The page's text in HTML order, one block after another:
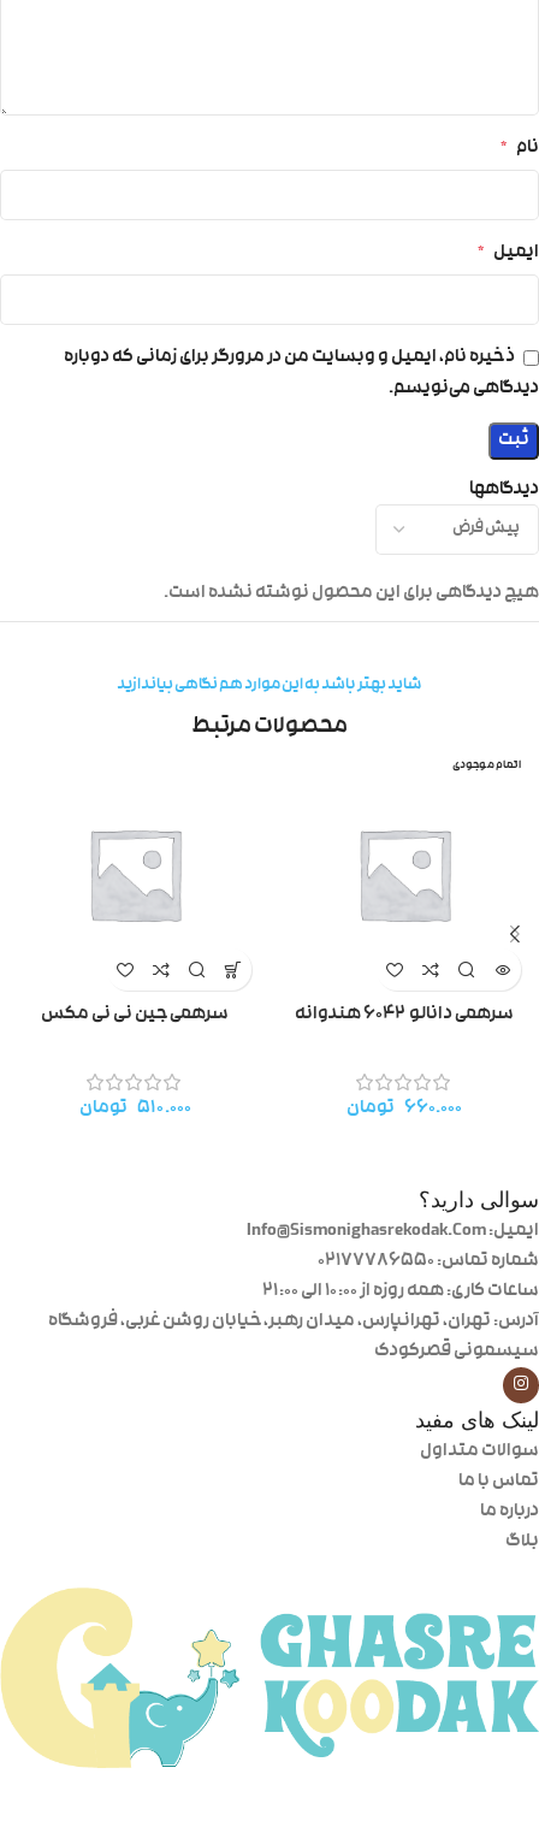
دیدگاهها
هیچ دیدگاهی برای این محصول نوشته نشده است.
نام *
ایمیل *
ذخیره نام، ایمیل و وبسایت من در مرورگر برای زمانی که دوباره
دیدگاهی می‌نویسم.
شاید بهتر باشد به این موارد هم نگاهی بیاندازید
محصولات مرتبط
اتمام موجودی
سرهمی دانالو ۶۰۴۲ هندوانه
۶۶۰.۰۰۰ تومان
سرهمی جین نی نی مکس
۵۱۰.۰۰۰ تومان
سوالی دارید؟
ایمیل: Info@Sismonighasrekodak.Com
شماره تماس: 02177786550
ساعات کاری: همه روزه از ۱۰:۰۰ الی ۲۱:۰۰
آدرس: تهران، تهرانپارس، میدان رهبر، خیابان روشن غربی، فروشگاه
سیسمونی قصرکودک
لینک های مفید
سوالات متداول
تماس با ما
درباره ما
بلاگ